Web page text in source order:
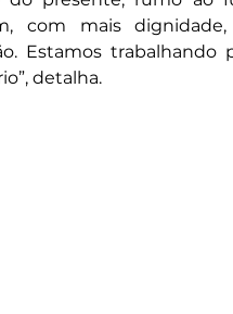
com mais
Estamos trabalhando
detalha.